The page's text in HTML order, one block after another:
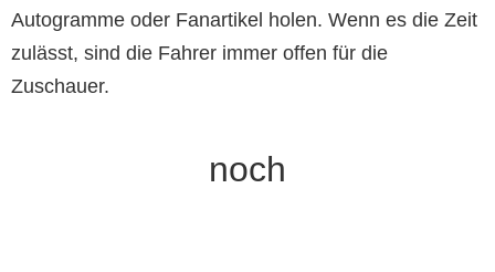
Autogramme oder Fanartikel holen. Wenn es die Zeit
zulässt, sind die Fahrer immer offen für die
Zuschauer.
noch